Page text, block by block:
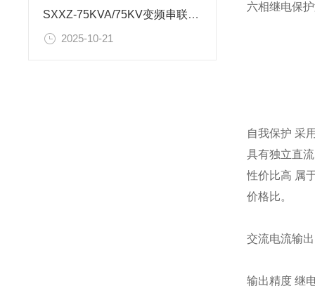
SXXZ-75KVA/75KV变频串联谐振耐压装置试验操作规程
2025-10-21
六相继电保
自我保护 采
具有独立直
性价比高 属
价格比。
交流电流输出
输出精度 继